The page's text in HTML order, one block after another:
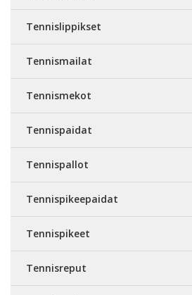
Tennislippikset
Tennismailat
Tennismekot
Tennispaidat
Tennispallot
Tennispikeepaidat
Tennispikeet
Tennisreput